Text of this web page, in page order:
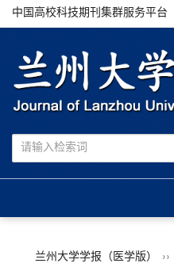
中国高校科技期刊集群服务平台
兰州大学学报（医学版） ››